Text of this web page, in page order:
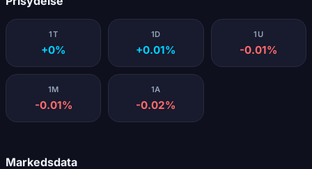
1T
+0%
1D
+0.01%
1U
-0.01%
1M
-0.01%
1A
-0.02%
Markedsdata